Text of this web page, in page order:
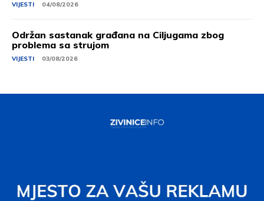
VIJESTI 04/08/2026
Održan sastanak građana na Ciljugama zbog
problema sa strujom
VIJESTI 03/08/2026